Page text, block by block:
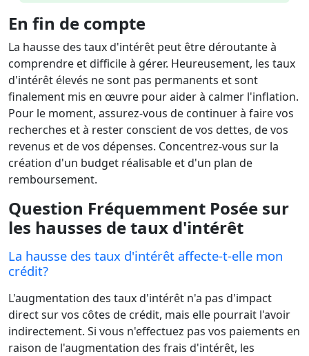
En fin de compte
La hausse des taux d'intérêt peut être déroutante à
comprendre et difficile à gérer. Heureusement, les taux
d'intérêt élevés ne sont pas permanents et sont
finalement mis en œuvre pour aider à calmer l'inflation.
Pour le moment, assurez-vous de continuer à faire vos
recherches et à rester conscient de vos dettes, de vos
revenus et de vos dépenses. Concentrez-vous sur la
création d'un budget réalisable et d'un plan de
remboursement.
Question Fréquemment Posée sur
les hausses de taux d'intérêt
La hausse des taux d'intérêt affecte-t-elle mon
crédit?
L'augmentation des taux d'intérêt n'a pas d'impact
direct sur vos côtes de crédit, mais elle pourrait l'avoir
indirectement. Si vous n'effectuez pas vos paiements en
raison de l'augmentation des frais d'intérêt, les